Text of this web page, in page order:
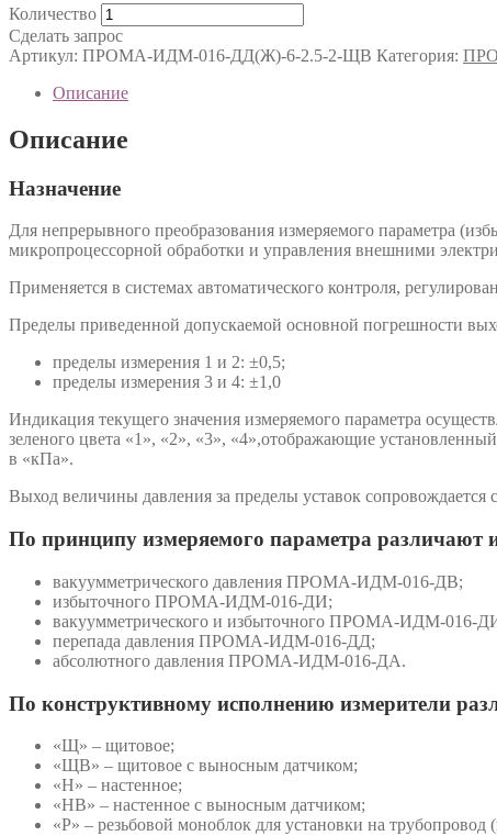
Количество
Сделать запрос
Артикул: ПРОМА-ИДМ-016-ДД(Ж)-6-2.5-2-ЩВ Категория:
Описание
Описание
Назначение
Для непрерывного преобразования измеряемого параметра
микропроцессорной обработки и управления внешними
Применяется в системах автоматического контроля,
Пределы приведенной допускаемой основной погрешности
пределы измерения 1 и 2: ±0,5;
пределы измерения 3 и 4: ±1,0
Индикация текущего значения измеряемого параметра
зеленого цвета «1», «2», «3», «4»,отображающие
в «кПа».
Выход величины давления за пределы уставок
По принципу измеряемого параметра различают
вакуумметрического давления ПРОМА-ИДМ-016-ДВ;
избыточного ПРОМА-ИДМ-016-ДИ;
вакуумметрического и избыточного ПРОМА-ИДМ-016-
перепада давления ПРОМА-ИДМ-016-ДД;
абсолютного давления ПРОМА-ИДМ-016-ДА.
По конструктивному исполнению измерители
«Щ» – щитовое;
«ЩВ» – щитовое с выносным датчиком;
«Н» – настенное;
«НВ» – настенное с выносным датчиком;
«Р» – резьбовой моноблок для установки на трубопровод